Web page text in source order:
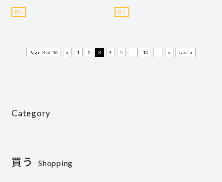
行く 行く
Page 3 of 16 « 1 2 3 4 5 ... 10 ... » Last »
Category
買う Shopping